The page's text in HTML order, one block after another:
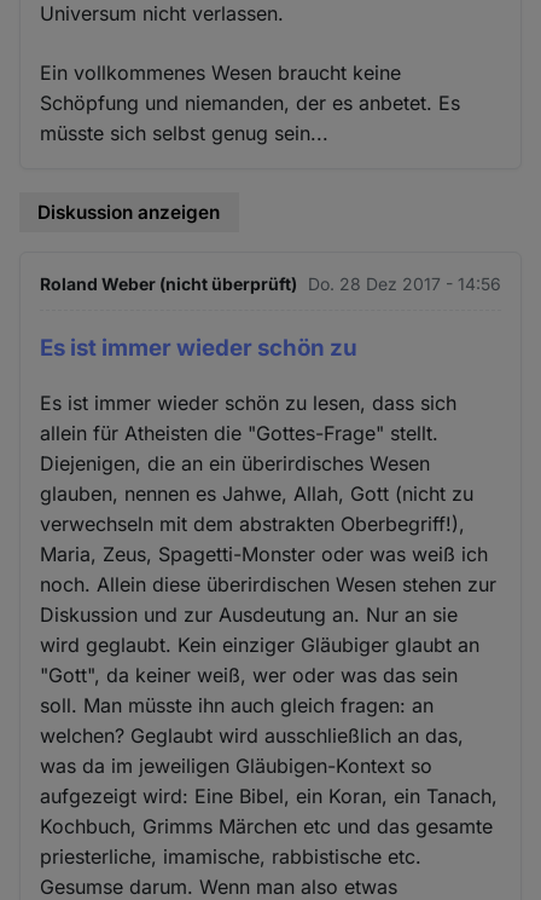
Universum nicht verlassen.
Ein vollkommenes Wesen braucht keine
Schöpfung und niemanden, der es anbetet. Es
müsste sich selbst genug sein...
Diskussion anzeigen
Roland Weber (nicht überprüft) Do. 28 Dez 2017 - 14:56
Es ist immer wieder schön zu
Es ist immer wieder schön zu lesen, dass sich
allein für Atheisten die "Gottes-Frage" stellt.
Diejenigen, die an ein überirdisches Wesen
glauben, nennen es Jahwe, Allah, Gott (nicht zu
verwechseln mit dem abstrakten Oberbegriff!),
Maria, Zeus, Spagetti-Monster oder was weiß ich
noch. Allein diese überirdischen Wesen stehen zur
Diskussion und zur Ausdeutung an. Nur an sie
wird geglaubt. Kein einziger Gläubiger glaubt an
"Gott", da keiner weiß, wer oder was das sein
soll. Man müsste ihn auch gleich fragen: an
welchen? Geglaubt wird ausschließlich an das,
was da im jeweiligen Gläubigen-Kontext so
aufgezeigt wird: Eine Bibel, ein Koran, ein Tanach,
Kochbuch, Grimms Märchen etc und das gesamte
priesterliche, imamische, rabbistische etc.
Gesumse darum. Wenn man also etwas